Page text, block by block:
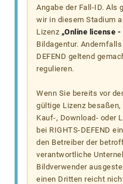
Angabe der Fall-ID. Als
wir in diesem Stadium
Lizenz „Online license
Bildagentur.
DEFEND geltend
regulieren.
Wenn Sie bereits vor
gültige Lizenz
Kauf-, Download- oder
bei RIGHTS-DEFEND
den Betreiber der
verantwortliche
Bildverwender
einen Dritten reicht